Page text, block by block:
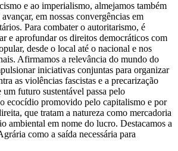
e ao imperialismo, almejamos também
em nossas convergências em
Para combater o autoritarismo, é
e aprofundar os direitos democráticos com
desde o local até o nacional e nos
Afirmamos a relevância do mundo do
iniciativas conjuntas para organizar
as violências fascistas e a precarização
futuro sustentável passa pelo
ecocídio promovido pelo capitalismo e por
que tratam a natureza como mercadoria
ambiental em nome do lucro. Destacamos a
como a saída necessária para